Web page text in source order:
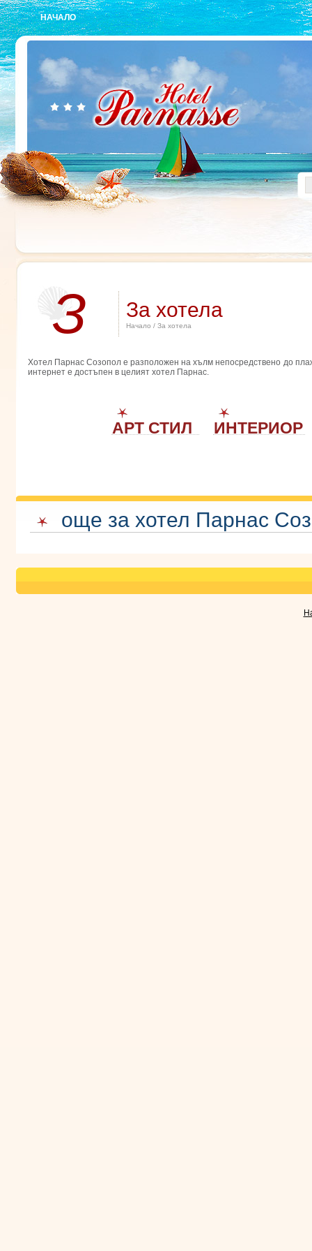
НАЧАЛО
З За хотела
Начало / За хотела
Хотел Парнас Созопол е разположен на хълм непосредствено до
интернет е достъпен в целият хотел Парнас.
АРТ СТИЛ ИНТЕРИОР
още за хотел Парнас